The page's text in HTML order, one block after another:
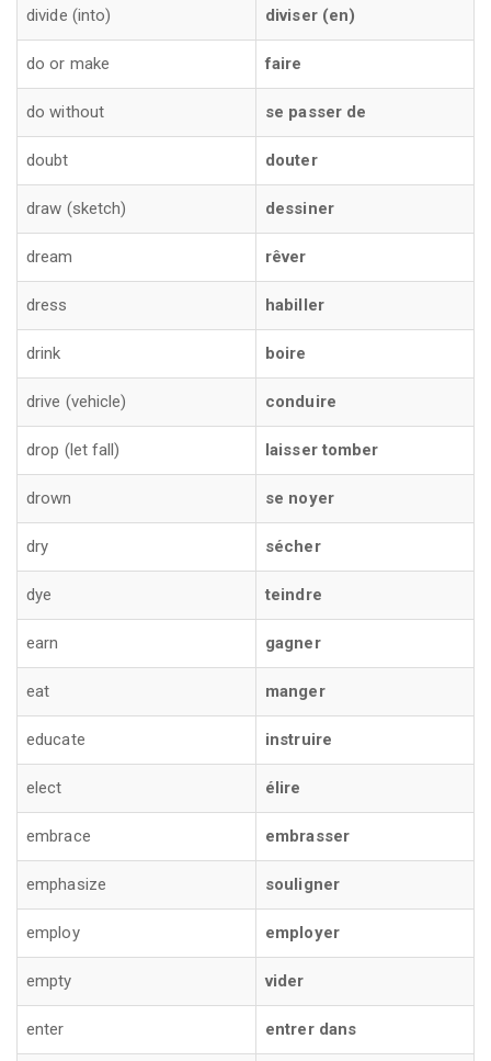
divide (into) diviser (en)
do or make faire
do without se passer de
doubt douter
draw (sketch) dessiner
dream rêver
dress habiller
drink boire
drive (vehicle) conduire
drop (let fall) laisser tomber
drown se noyer
dry sécher
dye teindre
earn gagner
eat manger
educate instruire
elect élire
embrace embrasser
emphasize souligner
employ employer
empty vider
enter entrer dans